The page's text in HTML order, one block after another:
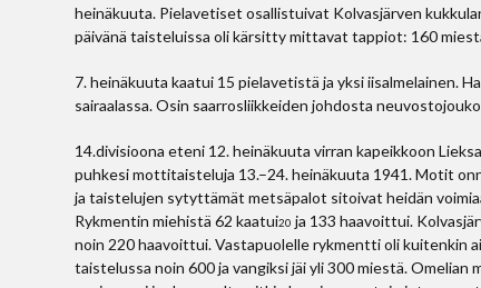
heinäkuuta. Pielavetiset osallistuivat Kolvasjärven
päivänä taisteluissa oli kärsitty mittavat tappiot: 160
7. heinäkuuta kaatui 15 pielavetistä ja yksi iisalmelainen.
sairaalassa. Osin saarrosliikkeiden johdosta
14.divisioona eteni 12. heinäkuuta virran kapeikkoon
puhkesi mottitaisteluja 13.–24. heinäkuuta 1941. Motit
ja taistelujen sytyttämät metsäpalot sitoivat heidän
Rykmentin miehistä 62 kaatui20 ja 133 haavoittui.
noin 220 haavoittui. Vastapuolelle rykmentti oli
taistelussa noin 600 ja vangiksi jäi yli 300 miestä.